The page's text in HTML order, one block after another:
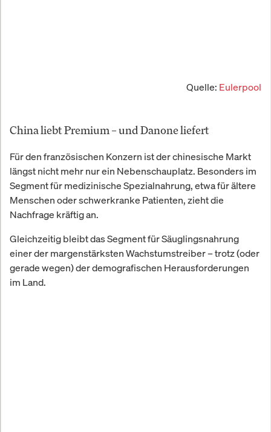
Quelle: Eulerpool
China liebt Premium – und Danone liefert
Für den französischen Konzern ist der chinesische Markt
längst nicht mehr nur ein Nebenschauplatz. Besonders im
Segment für medizinische Spezialnahrung, etwa für ältere
Menschen oder schwerkranke Patienten, zieht die
Nachfrage kräftig an.
Gleichzeitig bleibt das Segment für Säuglingsnahrung
einer der margenstärksten Wachstumstreiber – trotz (oder
gerade wegen) der demografischen Herausforderungen
im Land.